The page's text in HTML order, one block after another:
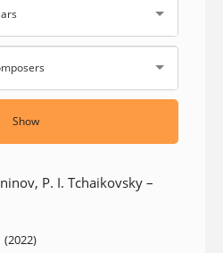
Show
P. I. Tchaikovsky –
(2022)